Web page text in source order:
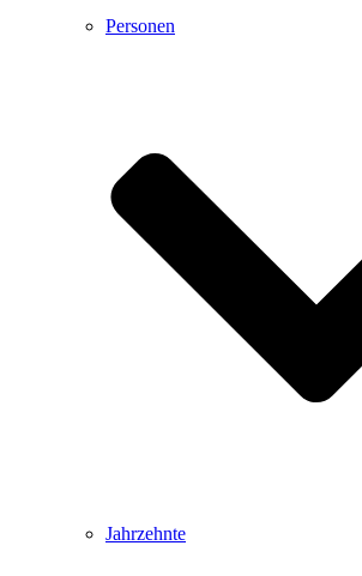
Personen
Jahrzehnte